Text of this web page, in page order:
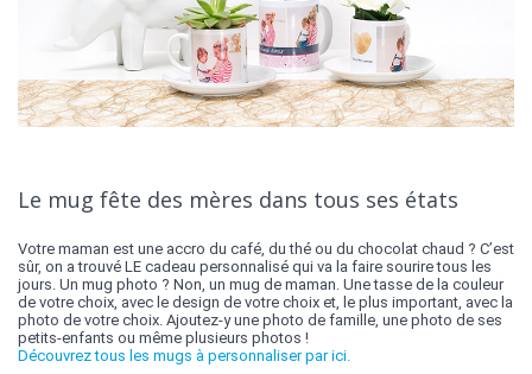
Le mug fête des mères dans tous ses états
Votre maman est une accro du café, du thé ou du chocolat chaud ? C’est
sûr, on a trouvé LE cadeau personnalisé qui va la faire sourire tous les
jours. Un mug photo ? Non, un mug de maman. Une tasse de la couleur
de votre choix, avec le design de votre choix et, le plus important, avec la
photo de votre choix. Ajoutez-y une photo de famille, une photo de ses
petits-enfants ou même plusieurs photos !
Découvrez tous les mugs à personnaliser par ici.